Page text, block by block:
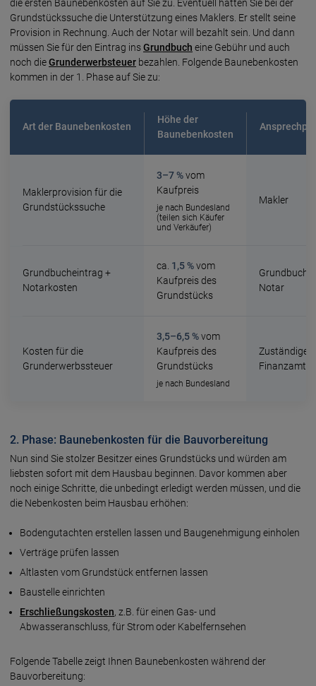
die ersten Baunebenkosten auf Sie zu. Eventuell hatten Sie bei der
Grundstückssuche die Unterstützung eines Maklers. Er stellt seine
Provision in Rechnung. Auch der Notar will bezahlt sein. Und dann
müssen Sie für den Eintrag insGrundbuch eine Gebühr und auch
noch dieGrunderwerbsteuer bezahlen. Folgende Baunebenkosten
kommen in der 1. Phase auf Sie zu:
Art der Baunebenkosten
Höhe der
Baunebenkosten
Maklerprovision für die
Grundstückssuche
3–7 %vom
Kaufpreis
je nach Bundesland
(teilen sich Käufer
und Verkäufer)
Makler
Grundbucheintrag +
Notarkosten
ca. 1,5 %vom
Kaufpreis des
Grundstücks
Notar
Kosten für die
Grunderwerbssteuer
3,5–6,5 %vom
Kaufpreis des
Grundstücks
je nach Bundesland
Zuständiges
Finanzamt
2. Phase: Baunebenkosten für die Bauvorbereitung
Nun sind Sie stolzer Besitzer eines Grundstücks und würden am
liebsten sofort mit dem Hausbau beginnen. Davor kommen aber
noch einige Schritte, die unbedingt erledigt werden müssen, und die
die Nebenkosten beim Hausbau erhöhen:
Bodengutachten erstellen lassen und Baugenehmigung einholen
Verträge prüfen lassen
Altlasten vom Grundstück entfernen lassen
Baustelle einrichten
Erschließungskosten, z.B. für einen Gas- und
Abwasseranschluss, für Strom oder Kabelfernsehen
Folgende Tabelle zeigt Ihnen Baunebenkosten während der
Bauvorbereitung: